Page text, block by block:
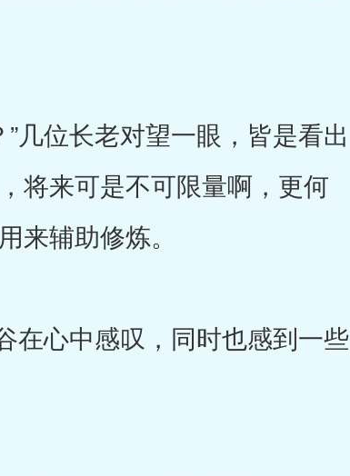
几位长老对望一眼，皆是看出
将来可是不可限量啊，更何
来辅助修炼。
在心中感叹，同时也感到一些